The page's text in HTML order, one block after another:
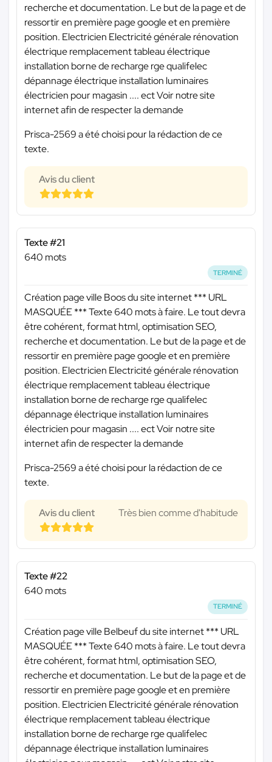
recherche et documentation. Le but de la page et de
ressortir en première page google et en première
position. Electricien Electricité générale rénovation
électrique remplacement tableau électrique
installation borne de recharge rge qualifelec
dépannage électrique installation luminaires
électricien pour magasin .... ect Voir notre site
internet afin de respecter la demande
Prisca-2569 a été choisi pour la rédaction de ce
texte.
Avis du client
Texte #21
640 mots
TERMINÉ
Création page ville Boos du site internet*** URL
MASQUÉE ***Texte 640 mots à faire. Le tout devra
être cohérent, format html, optimisation SEO,
recherche et documentation. Le but de la page et de
ressortir en première page google et en première
position. Electricien Electricité générale rénovation
électrique remplacement tableau électrique
installation borne de recharge rge qualifelec
dépannage électrique installation luminaires
électricien pour magasin .... ect Voir notre site
internet afin de respecter la demande
Prisca-2569 a été choisi pour la rédaction de ce
texte.
Avis du client Très bien comme d'habitude
Texte #22
640 mots
TERMINÉ
Création page ville Belbeuf du site internet*** URL
MASQUÉE ***Texte 640 mots à faire. Le tout devra
être cohérent, format html, optimisation SEO,
recherche et documentation. Le but de la page et de
ressortir en première page google et en première
position. Electricien Electricité générale rénovation
électrique remplacement tableau électrique
installation borne de recharge rge qualifelec
dépannage électrique installation luminaires